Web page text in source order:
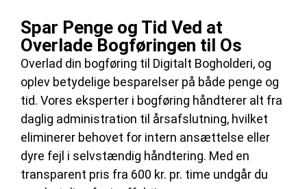
Spar Penge og Tid Ved at
Overlade Bogføringen til Os
Overlad din bogføring til Digitalt Bogholderi, og
oplev betydelige besparelser på både penge og
tid. Vores eksperter i bogføring håndterer alt fra
daglig administration til årsafslutning, hvilket
eliminerer behovet for intern ansættelse eller
dyre fejl i selvstændig håndtering. Med en
transparent pris fra 600 kr. pr. time undgår du